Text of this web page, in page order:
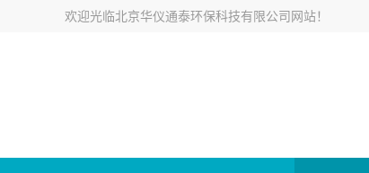
欢迎光临北京华仪通泰环保科技有限公司网站！